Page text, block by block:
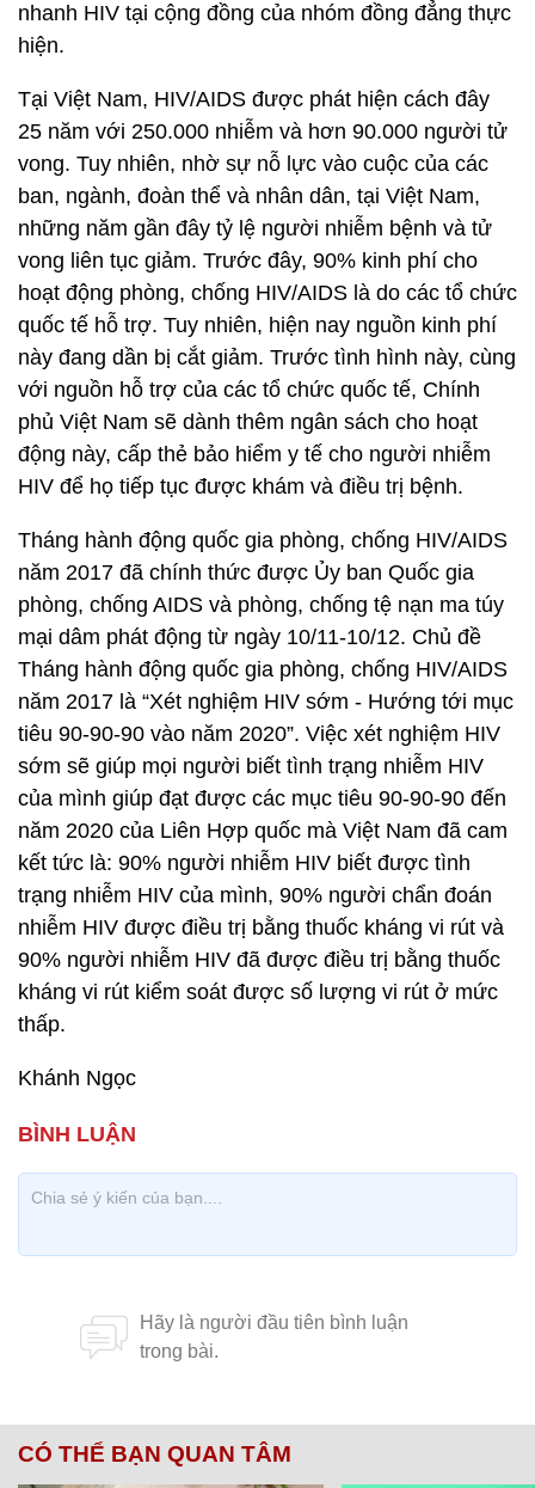
nhanh HIV tại cộng đồng của nhóm đồng đẳng thực
hiện.
Tại Việt Nam, HIV/AIDS được phát hiện cách đây
25 năm với 250.000 nhiễm và hơn 90.000 người tử
vong. Tuy nhiên, nhờ sự nỗ lực vào cuộc của các
ban, ngành, đoàn thể và nhân dân, tại Việt Nam,
những năm gần đây tỷ lệ người nhiễm bệnh và tử
vong liên tục giảm. Trước đây, 90% kinh phí cho
hoạt động phòng, chống HIV/AIDS là do các tổ chức
quốc tế hỗ trợ. Tuy nhiên, hiện nay nguồn kinh phí
này đang dần bị cắt giảm. Trước tình hình này, cùng
với nguồn hỗ trợ của các tổ chức quốc tế, Chính
phủ Việt Nam sẽ dành thêm ngân sách cho hoạt
động này, cấp thẻ bảo hiểm y tế cho người nhiễm
HIV để họ tiếp tục được khám và điều trị bệnh.
Tháng hành động quốc gia phòng, chống HIV/AIDS
năm 2017 đã chính thức được Ủy ban Quốc gia
phòng, chống AIDS và phòng, chống tệ nạn ma túy
mại dâm phát động từ ngày 10/11-10/12. Chủ đề
Tháng hành động quốc gia phòng, chống HIV/AIDS
năm 2017 là “Xét nghiệm HIV sớm - Hướng tới mục
tiêu 90-90-90 vào năm 2020”. Việc xét nghiệm HIV
sớm sẽ giúp mọi người biết tình trạng nhiễm HIV
của mình giúp đạt được các mục tiêu 90-90-90 đến
năm 2020 của Liên Hợp quốc mà Việt Nam đã cam
kết tức là: 90% người nhiễm HIV biết được tình
trạng nhiễm HIV của mình, 90% người chẩn đoán
nhiễm HIV được điều trị bằng thuốc kháng vi rút và
90% người nhiễm HIV đã được điều trị bằng thuốc
kháng vi rút kiểm soát được số lượng vi rút ở mức
thấp.
Khánh Ngọc
CÓ THỂ BẠN QUAN TÂM